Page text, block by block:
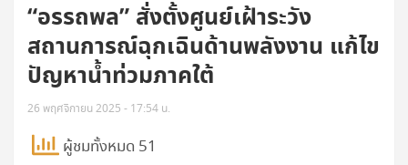
“อรรถพล” สั่งตั้งศูนย์เฝ้าระวัง
สถานการณ์ฉุกเฉินด้านพลังงาน แก้ไข
ปัญหาน้ำท่วมภาคใต้
26 พฤศจิกายน 2025 - 17:54 น.
ผู้ชมทั้งหมด 51